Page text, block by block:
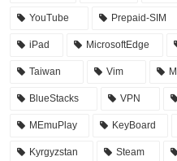
YouTube Prepaid-SIM
iPad MicrosoftEdge
Taiwan Vim
BlueStacks VPN
MEmuPlay KeyBoard
Kyrgyzstan Steam